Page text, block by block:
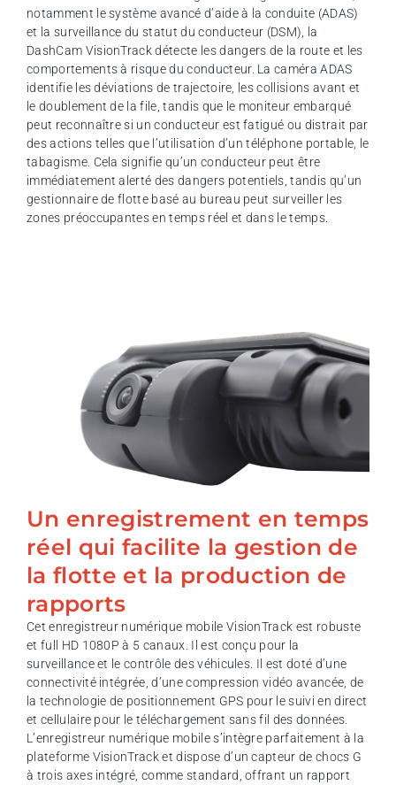
notamment le système avancé d’aide à la conduite (ADAS)
et la surveillance du statut du conducteur (DSM), la
DashCam VisionTrack détecte les dangers de la route et les
comportements à risque du conducteur. La caméra ADAS
identifie les déviations de trajectoire, les collisions avant et
le doublement de la file, tandis que le moniteur embarqué
peut reconnaître si un conducteur est fatigué ou distrait par
des actions telles que l’utilisation d’un téléphone portable, le
tabagisme. Cela signifie qu’un conducteur peut être
immédiatement alerté des dangers potentiels, tandis qu’un
gestionnaire de flotte basé au bureau peut surveiller les
zones préoccupantes en temps réel et dans le temps.
Un enregistrement en temps
réel qui facilite la gestion de
la flotte et la production de
rapports
Cet enregistreur numérique mobile VisionTrack est robuste
et full HD 1080P à 5 canaux. Il est conçu pour la
surveillance et le contrôle des véhicules. Il est doté d’une
connectivité intégrée, d’une compression vidéo avancée, de
la technologie de positionnement GPS pour le suivi en direct
et cellulaire pour le téléchargement sans fil des données.
L’enregistreur numérique mobile s’intègre parfaitement à la
plateforme VisionTrack et dispose d’un capteur de chocs G
à trois axes intégré, comme standard, offrant un rapport